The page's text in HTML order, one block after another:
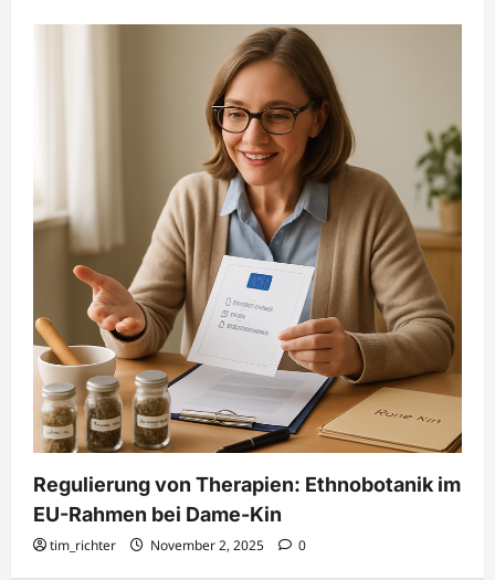
Regulierung von Therapien: Ethnobotanik im
EU-Rahmen bei Dame-Kin
tim_richter November 2, 2025 0